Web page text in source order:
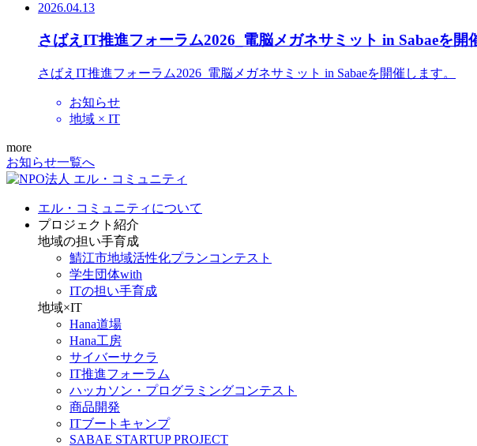
2026.04.13
さばえIT推進フォーラム2026_電脳メガネサミット in Sabaeを開
さばえIT推進フォーラム2026_電脳メガネサミット in Sabaeを開催します。
お知らせ
地域 × IT
more
お知らせ一覧へ
エル・コミュニティについて
プロジェクト紹介
地域の担い手育成
鯖江市地域活性化プランコンテスト
学生団体with
ITの担い手育成
地域×IT
Hana道場
Hana工房
サイバーサクラ
IT推進フォーラム
ハッカソン・プログラミングコンテスト
商品開発
ITブートキャンプ
SABAE STARTUP PROJECT